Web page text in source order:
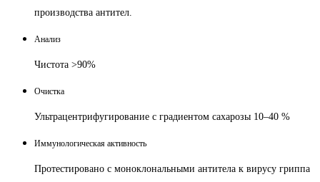
производства антител.
Анализ
Чистота >90%
Очистка
Ультрацентрифугирование с градиентом сахарозы 10–40 %
Иммунологическая активность
Протестировано с моноклональными антитела к вирусу гриппа